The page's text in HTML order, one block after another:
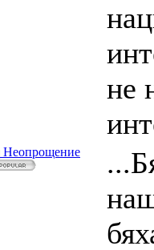
не
Неопрощение